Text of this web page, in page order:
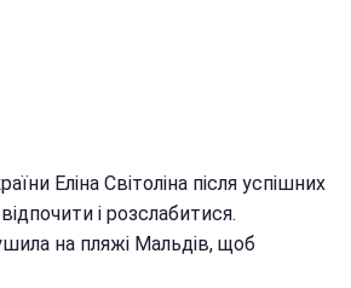
Еліна Світоліна після успішних
і розслабитися.
на пляжі Мальдів, щоб